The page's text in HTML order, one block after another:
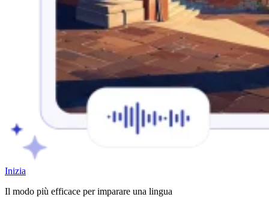
Inizia
Il modo più efficace per imparare una lingua